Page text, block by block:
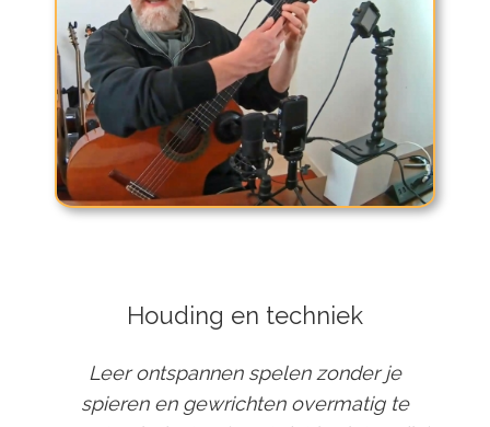
Houding en techniek
Leer ontspannen spelen zonder je
spieren en gewrichten overmatig te